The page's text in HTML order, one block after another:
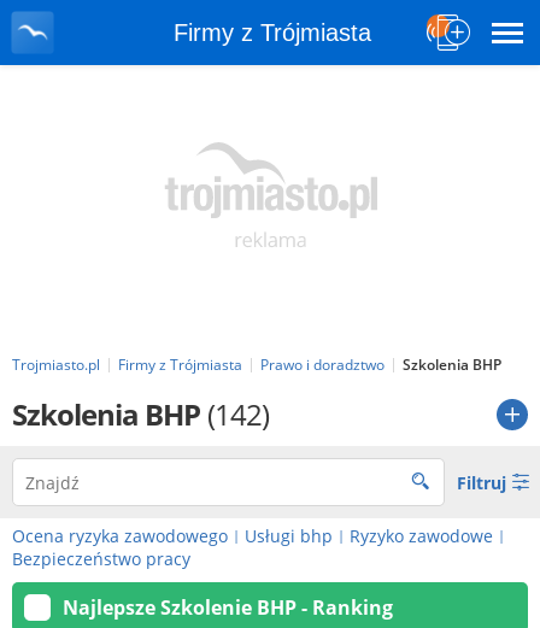
Firmy z Trójmiasta
Trojmiasto.pl Firmy z Trójmiasta Prawo i doradztwo Szkolenia BHP
Szkolenia BHP (142)
Filtruj
Ocena ryzyka zawodowego | Usługi bhp | Ryzyko zawodowe |
Bezpieczeństwo pracy
Najlepsze Szkolenie BHP - Ranking